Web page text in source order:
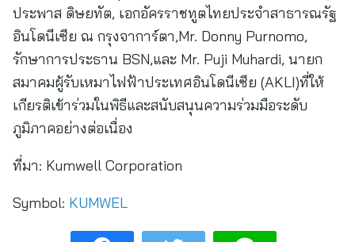
ประพาส ดิษยทัต, เอกอัครราชทูตไทยประจำสาธารณรัฐ
อินโดนีเซีย ณ กรุงจาการ์ตา,Mr. Donny Purnomo,
รักษาการประธาน BSN,และ Mr. Puji Muhardi, นายก
สมาคมผู้รับเหมาไฟฟ้าประเทศอินโดนีเซีย (AKLI)ที่ให้
เกียรติเข้าร่วมในพิธีและสนับสนุนความร่วมมือระดับ
ภูมิภาคอย่างต่อเนื่อง
ที่มา: Kumwell Corporation
Symbol: KUMWEL